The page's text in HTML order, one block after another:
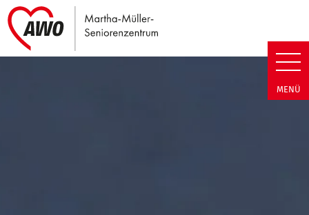
Martha-Müller-
MENÜ